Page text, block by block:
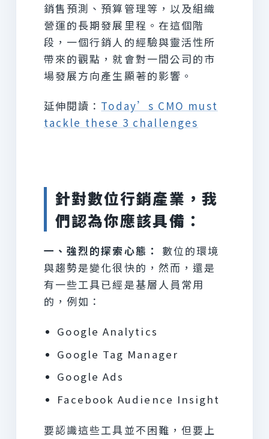
銷售預測、預算管理等，以及組織
營運的長期發展里程。在這個階
段，一個行銷人的經驗與靈活性所
帶來的觀點，就會對一間公司的市
場發展方向產生顯著的影響。
延伸閱讀： Today’s CMO must
tackle these 3 challenges
針對數位行銷產業，我
們認為你應該具備：
一、強烈的探索心態： 數位的環境
與趨勢是變化很快的，然而，還是
有一些工具已經是基層人員常用
的，例如：
Google Analytics
Google Tag Manager
Google Ads
Facebook Audience Insight
要認識這些工具並不困難，但要上